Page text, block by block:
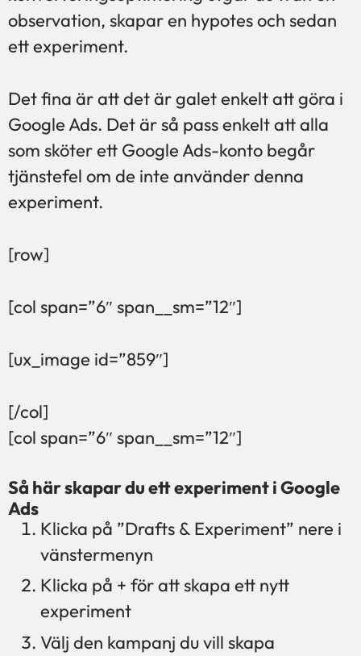
observation, skapar en hypotes och sedan
ett experiment.
Det fina är att det är galet enkelt att göra i
Google Ads. Det är så pass enkelt att alla
som sköter ett Google Ads-konto begår
tjänstefel om de inte använder denna
experiment.
[row]
[col span=”6″ span__sm=”12″]
[ux_image id=”859″]
[/col]
[col span=”6″ span__sm=”12″]
Så här skapar du ett experiment i Google
Ads
Klicka på ”Drafts & Experiment” nere i
vänstermenyn
Klicka på + för att skapa ett nytt
experiment
Välj den kampanj du vill skapa